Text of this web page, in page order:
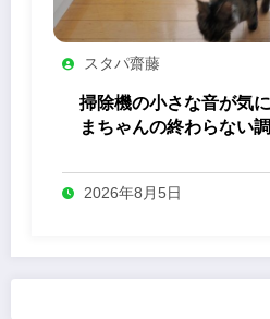
スタパ齋藤
掃除機の小さな音が気
まちゃんの終わらない
2026年8月5日